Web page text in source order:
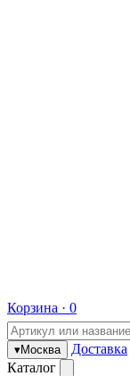
Корзина · 0
▾Москва Доставка
Каталог